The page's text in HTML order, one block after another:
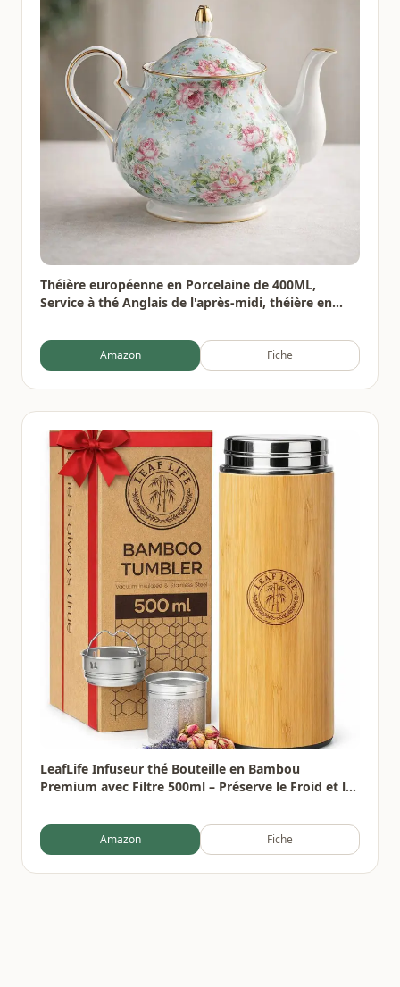
Théière européenne en Porcelaine de 400ML,
Service à thé Anglais de l'après-midi, théière en
Amazon Fiche
LeafLife Infuseur thé Bouteille en Bambou
Premium avec Filtre 500ml – Préserve le Froid et la
sous Vide
Amazon Fiche